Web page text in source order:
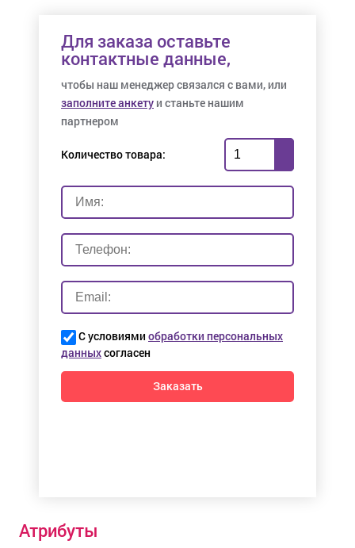
Для заказа оставьте
контактные данные,
чтобы наш менеджер связался с вами, или
заполните анкету и станьте нашим
партнером
Количество товара:
С условиями обработки персональных
данныхсогласен
Заказать
Атрибуты